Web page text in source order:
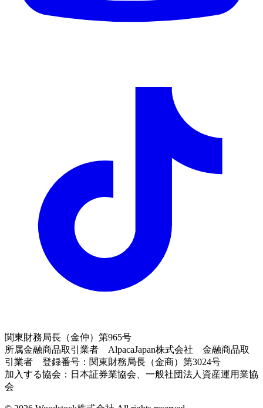
関東財務局長（金仲）第965号
所属金融商品取引業者 AlpacaJapan株式会社 金融商品取
引業者 登録番号：関東財務局長（金商）第3024号
加入する協会：日本証券業協会、一般社団法人資産運用業協
会